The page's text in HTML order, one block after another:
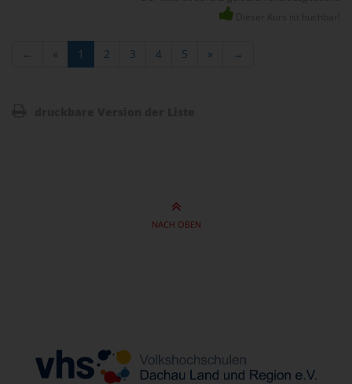
← « 1 2 3 4 5 » →
NACH OBEN